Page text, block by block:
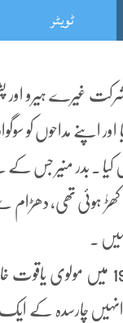
ٹویٹر
غیرے ہیرو اور
اپنے مداحوں کو
کیا ۔ بدر منیر جس
کھڑٰ ہوئی تھی،
۔
بدرمنیر سوات کے علاقے مدین
چارسدہ کے ایک